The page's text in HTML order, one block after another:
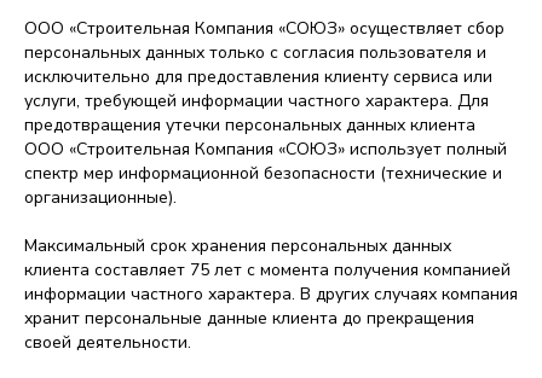
ООО «Строительная Компания «СОЮЗ» осуществляет сбор
персональных данных только с согласия пользователя и
исключительно для предоставления клиенту сервиса или
услуги, требующей информации частного характера. Для
предотвращения утечки персональных данных клиента
ООО «Строительная Компания «СОЮЗ» использует полный
спектр мер информационной безопасности (технические и
организационные).
Максимальный срок хранения персональных данных
клиента составляет 75 лет с момента получения компанией
информации частного характера. В других случаях компания
хранит персональные данные клиента до прекращения
своей деятельности.